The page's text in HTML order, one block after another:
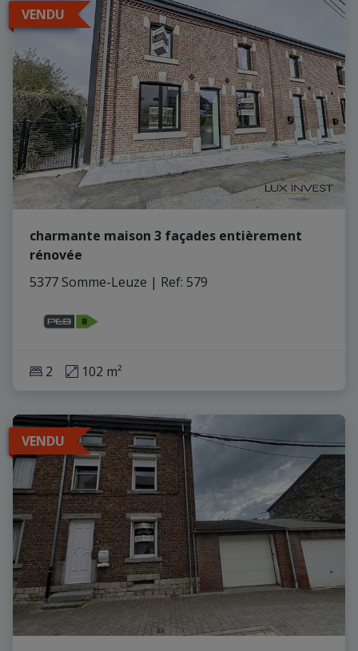
VENDU
charmante maison 3 façades entièrement
rénovée
5377 Somme-Leuze | Ref: 579
2 102 m²
VENDU